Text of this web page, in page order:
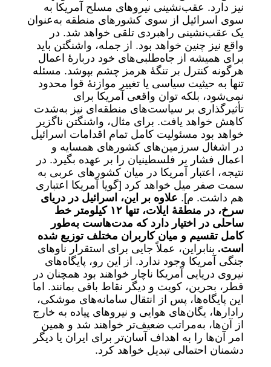
نیز دارد. عقب‌نشینی نیروهای مسلح آمریکا به
سوی اسرائیل از سوی کشورهای منطقه به‌عنوان
یک عقب‌نشینی راهبردی تلقی خواهد شد. در
واقع نیز چنین خواهد بود. از جمله، واشنگتن باید
برای همیشه از جاه‌طلبی‌های خود دربارۀ اعمال
هرگونه کنترل بر تنگۀ هرمز چشم بپوشد. مسئله
تنها به حیثیت سیاسی یا تغییر موازنۀ قوا محدود
نمی‌شود، بلکه توان واقعی آمریکا برای
تأثیرگذاری بر سیاست‌های منطقه‌ای نیز به‌شدت
کاهش خواهد یافت. برای مثال، واشنگتن ناگزیر
خواهد بود مسئولیت کامل تمام اقدامات اسرائیل
در اشغال سرزمین‌های کشورهای همسایه و
اعمال فشار بر فلسطینیان را بر عهده بگیرد. در
نتیجه، اعتبار آمریکا در میان کشورهای عربی به
سمت صفر میل خواهد کرد [گویا آمریکا اعتباری
هم داشت. م]. علاوه بر این، اسرائیل در دریای
سرخ، در منطقهٔ ایلات، تنها ۱۲ کیلومتر خط
ساحلی در اختیار دارد که مدت‌هاست به‌طور
کامل تقسیم و میان کاربران مختلف توزیع شده
است. بنابراین، عملاً جایی برای استقرار ناوهای
جنگی آمریکا وجود ندارد. از این رو، پایگاه‌های
نیروی دریایی آمریکا ناچار خواهند بود همچنان در
قطر، بحرین، کویت و دیگر نقاط باقی بمانند. اما
این پایگاه‌ها، پس از انتقال سامانه‌های موشکی،
رادارها، یگان‌های هوایی و نیروهای پیاده به خارج
از آن‌ها، به‌مراتب ضعیف‌تر خواهند شد و همین
امر آن‌ها را به اهداف آسان‌تر برای ایران یا دیگر
دشمنان احتمالی تبدیل خواهد کرد.